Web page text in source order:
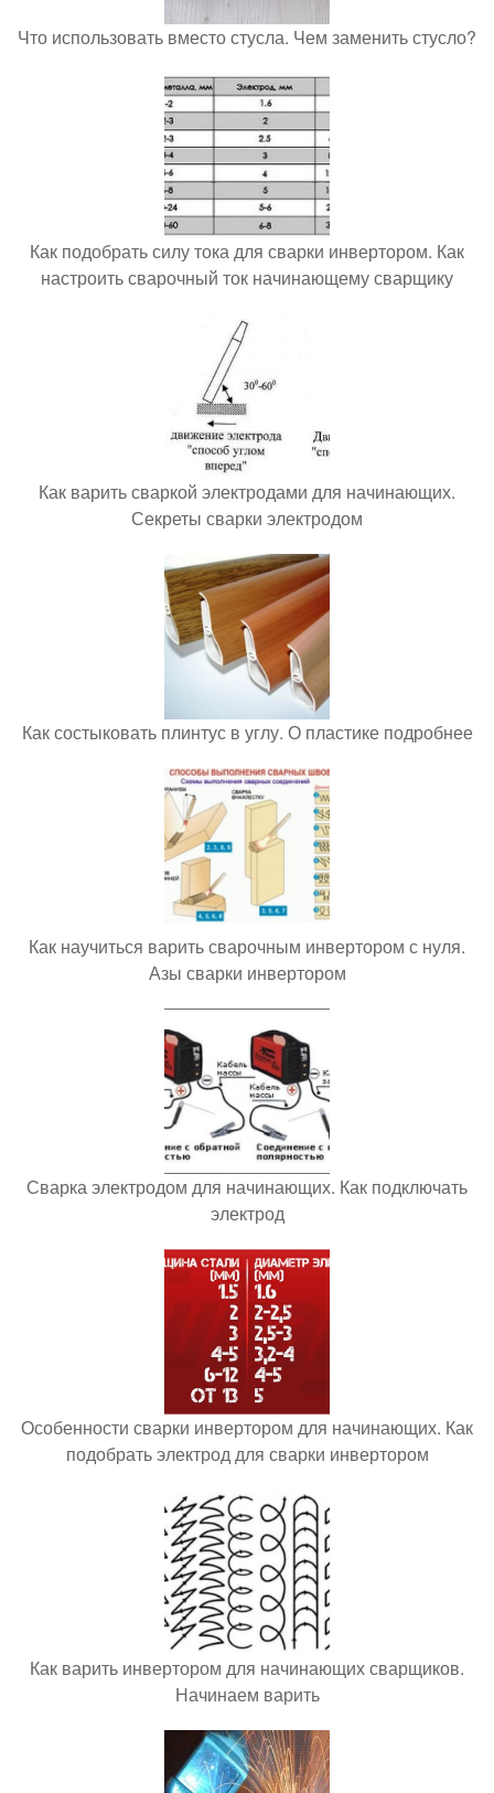
Что использовать вместо стусла. Чем заменить стусло?
Как подобрать силу тока для сварки инвертором. Как
настроить сварочный ток начинающему сварщику
Как варить сваркой электродами для начинающих.
Секреты сварки электродом
Как состыковать плинтус в углу. О пластике подробнее
Как научиться варить сварочным инвертором с нуля.
Азы сварки инвертором
Сварка электродом для начинающих. Как подключать
электрод
Особенности сварки инвертором для начинающих. Как
подобрать электрод для сварки инвертором
Как варить инвертором для начинающих сварщиков.
Начинаем варить